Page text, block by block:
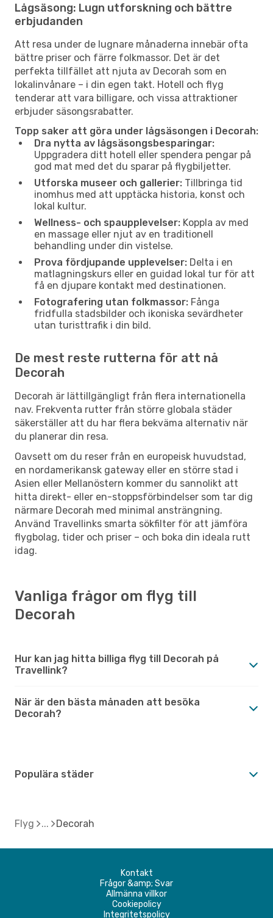
Lågsäsong: Lugn utforskning och bättre
erbjudanden
Att resa under de lugnare månaderna innebär ofta
bättre priser och färre folkmassor. Det är det
perfekta tillfället att njuta av Decorah som en
lokalinvånare – i din egen takt. Hotell och flyg
tenderar att vara billigare, och vissa attraktioner
erbjuder säsongsrabatter.
Topp saker att göra under lågsäsongen i Decorah:
Dra nytta av lågsäsongsbesparingar:
Uppgradera ditt hotell eller spendera pengar på
god mat med det du sparar på flygbiljetter.
Utforska museer och gallerier: Tillbringa tid
inomhus med att upptäcka historia, konst och
lokal kultur.
Wellness- och spaupplevelser: Koppla av med
en massage eller njut av en traditionell
behandling under din vistelse.
Prova fördjupande upplevelser: Delta i en
matlagningskurs eller en guidad lokal tur för att
få en djupare kontakt med destinationen.
Fotografering utan folkmassor: Fånga
fridfulla stadsbilder och ikoniska sevärdheter
utan turisttrafik i din bild.
De mest reste rutterna för att nå
Decorah
Decorah är lättillgängligt från flera internationella
nav. Frekventa rutter från större globala städer
säkerställer att du har flera bekväma alternativ när
du planerar din resa.
Oavsett om du reser från en europeisk huvudstad,
en nordamerikansk gateway eller en större stad i
Asien eller Mellanöstern kommer du sannolikt att
hitta direkt- eller en-stoppsförbindelser som tar dig
närmare Decorah med minimal ansträngning.
Använd Travellinks smarta sökfilter för att jämföra
flygbolag, tider och priser – och boka din ideala rutt
idag.
Vanliga frågor om flyg till
Decorah
Hur kan jag hitta billiga flyg till Decorah på
Travellink?
När är den bästa månaden att besöka
Decorah?
Populära städer
Flyg Decorah
Kontakt
Frågor &amp; Svar
Allmänna villkor
Cookiepolicy
Integritetspolicy